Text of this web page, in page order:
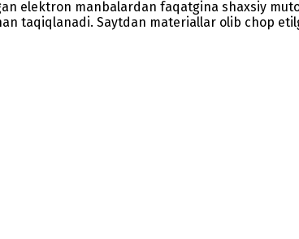
elektron manbalardan faqatgina shaxsiy
taqiqlanadi. Saytdan materiallar olib chop